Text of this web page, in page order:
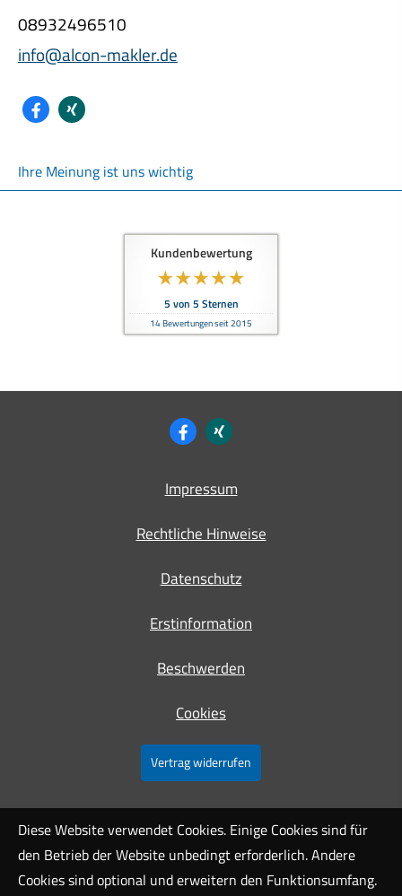
08932496510
info@alcon-makler.de
Ihre Meinung ist uns wichtig
Kundenbewertung
5 von 5 Sternen
14Bewertungen seit 2015
Impressum
Rechtliche Hinweise
Datenschutz
Erstinformation
Beschwerden
Cookies
Vertrag widerrufen
Diese Website verwendet Cookies. Einige Cookies sind für
den Betrieb der Website unbedingt erforderlich. Andere
Cookies sind optional und erweitern den Funktionsumfang.